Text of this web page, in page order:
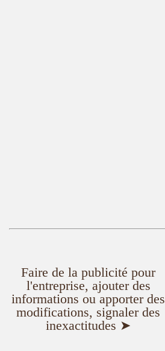
Faire de la publicité pour
l'entreprise, ajouter des
informations ou apporter des
modifications, signaler des
inexactitudes ➤